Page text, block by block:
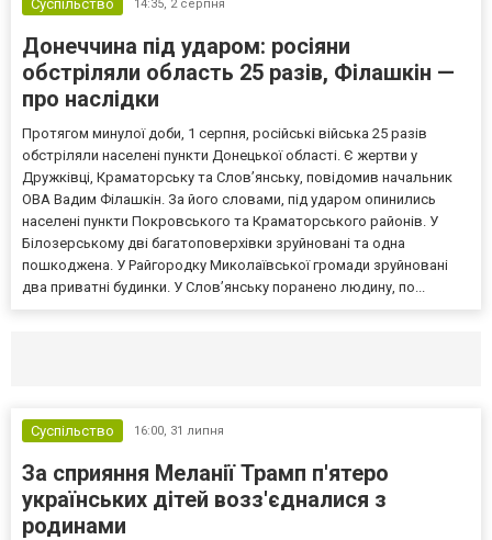
Суспільство 14:35, 2 серпня
Донеччина під ударом: росіяни
обстріляли область 25 разів, Філашкін —
про наслідки
Протягом минулої доби, 1 серпня, російські війська 25 разів
обстріляли населені пункти Донецької області. Є жертви у
Дружківці, Краматорську та Слов’янську, повідомив начальник
ОВА Вадим Філашкін. За його словами, під ударом опинились
населені пункти Покровського та Краматорського районів. У
Білозерському дві багатоповерхівки зруйновані та одна
пошкоджена. У Райгородку Миколаївської громади зруйновані
два приватні будинки. У Слов’янську поранено людину, по...
Суспільство 16:00, 31 липня
За сприяння Меланії Трамп п'ятеро
українських дітей возз'єдналися з
родинами